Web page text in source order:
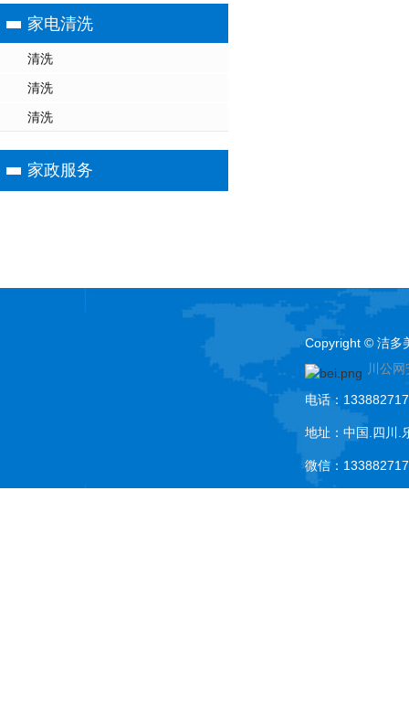
家电清洗
清洗
清洗
清洗
家政服务
Copyright © 洁
川公
电话：
地址：中国.四川.
微信：